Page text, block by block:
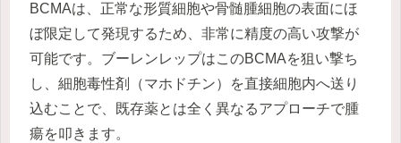
BCMAは、正常な形質細胞や骨髄腫細胞の表面にほ
ぼ限定して発現するため、非常に精度の高い攻撃が
可能です。ブーレンレップはこのBCMAを狙い撃ち
し、細胞毒性剤（マホドチン）を直接細胞内へ送り
込むことで、既存薬とは全く異なるアプローチで腫
瘍を叩きます。